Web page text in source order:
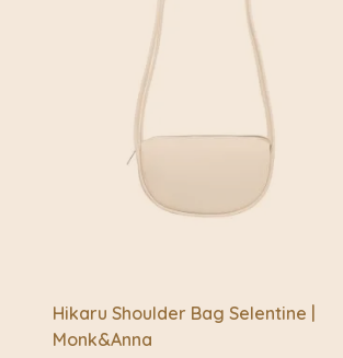
Hikaru Shoulder Bag Selentine |
Monk&Anna